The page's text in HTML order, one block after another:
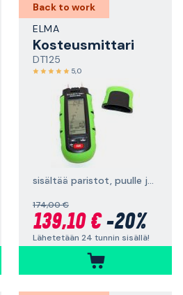
Back to work
ELMA
Kosteusmittari
DT125
5,0
sisältää paristot, puulle ja erilaisille rakennusmateriaaleille sekä suhteelliselle ilmankosteudelle
174,00 €
139,10 €-20%
Lähetetään 24 tunnin sisällä!